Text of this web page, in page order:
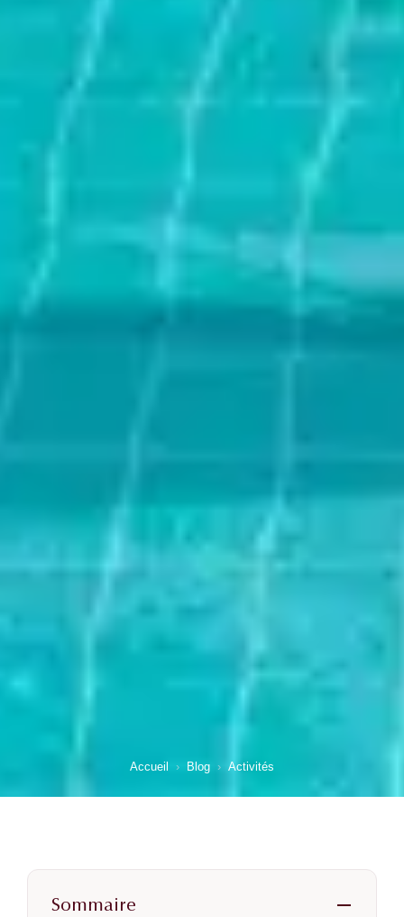
Accueil › Blog › Activités
Sommaire